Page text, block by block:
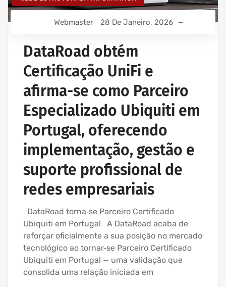
Webmaster 28 De Janeiro, 2026
DataRoad obtém
Certificação UniFi e
afirma-se como Parceiro
Especializado Ubiquiti em
Portugal, oferecendo
implementação, gestão e
suporte profissional de
redes empresariais
DataRoad torna‑se Parceiro Certificado
Ubiquiti em Portugal A DataRoad acaba de
reforçar oficialmente a sua posição no mercado
tecnológico ao tornar‑se Parceiro Certificado
Ubiquiti em Portugal — uma validação que
consolida uma relação iniciada em